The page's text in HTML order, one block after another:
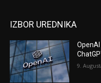
IZBOR UREDNIKA
9.